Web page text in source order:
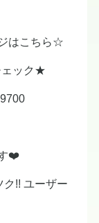
はこちら☆
ェック★
❤️
!! ユーザー